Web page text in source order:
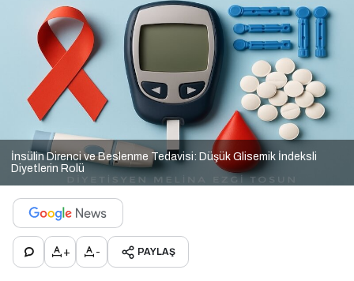
İnsülin Direnci ve Beslenme Tedavisi: Düşük Glisemik İndeksli
Diyetlerin Rolü
+ - PAYLAŞ